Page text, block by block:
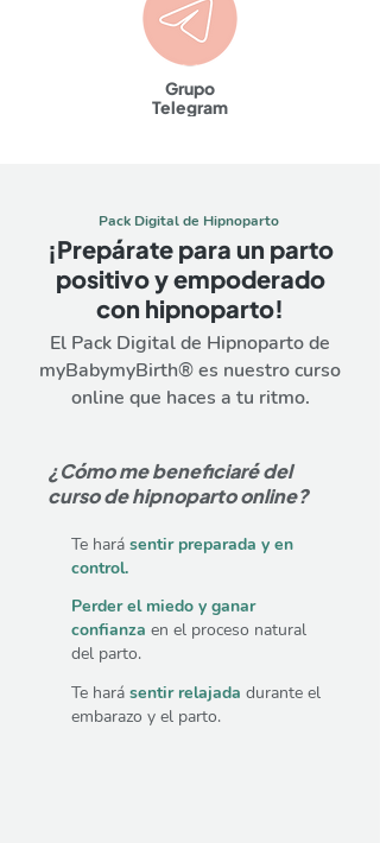
Grupo
Telegram
Pack Digital de Hipnoparto
¡Prepárate para un parto
positivo y empoderado
con hipnoparto​!
El Pack Digital de Hipnoparto de
myBabymyBirth® es nuestro curso
online que haces a tu ritmo.
¿Cómo me beneficiaré del
curso de hipnoparto online?
Te hará sentir preparada y en
control.​
Perder el miedo y ganar
confianza en el proceso natural
del parto.
Te hará sentir relajada durante el
embarazo y el parto.